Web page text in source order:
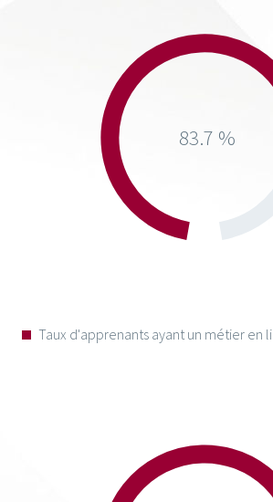
83.7 %
Taux d'apprenants ayant un métier en